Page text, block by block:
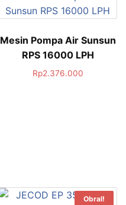
Mesin Pompa Air Sunsun
RPS 16000 LPH
Rp2.376.000
Obral!